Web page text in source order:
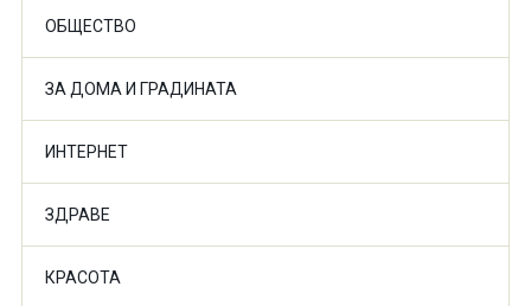
ОБЩЕСТВО
ЗА ДОМА И ГРАДИНАТА
ИНТЕРНЕТ
ЗДРАВЕ
КРАСОТА